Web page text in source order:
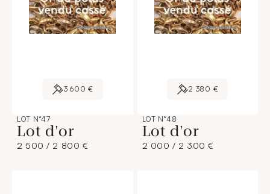
3 600 €
LOT N°47
Lot d'or
2 500 / 2 800 €
2 380 €
LOT N°48
Lot d'or
2 000 / 2 300 €